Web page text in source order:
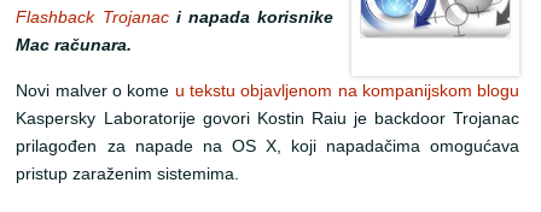
Flashback Trojanaci napada korisnike
Mac računara.
Novi malver o kome u tekstu objavljenom na kompanijskom blogu
Kaspersky Laboratorije govori Kostin Raiu je backdoor Trojanac
prilagođen za napade na OS X, koji napadačima omogućava
pristup zaraženim sistemima.